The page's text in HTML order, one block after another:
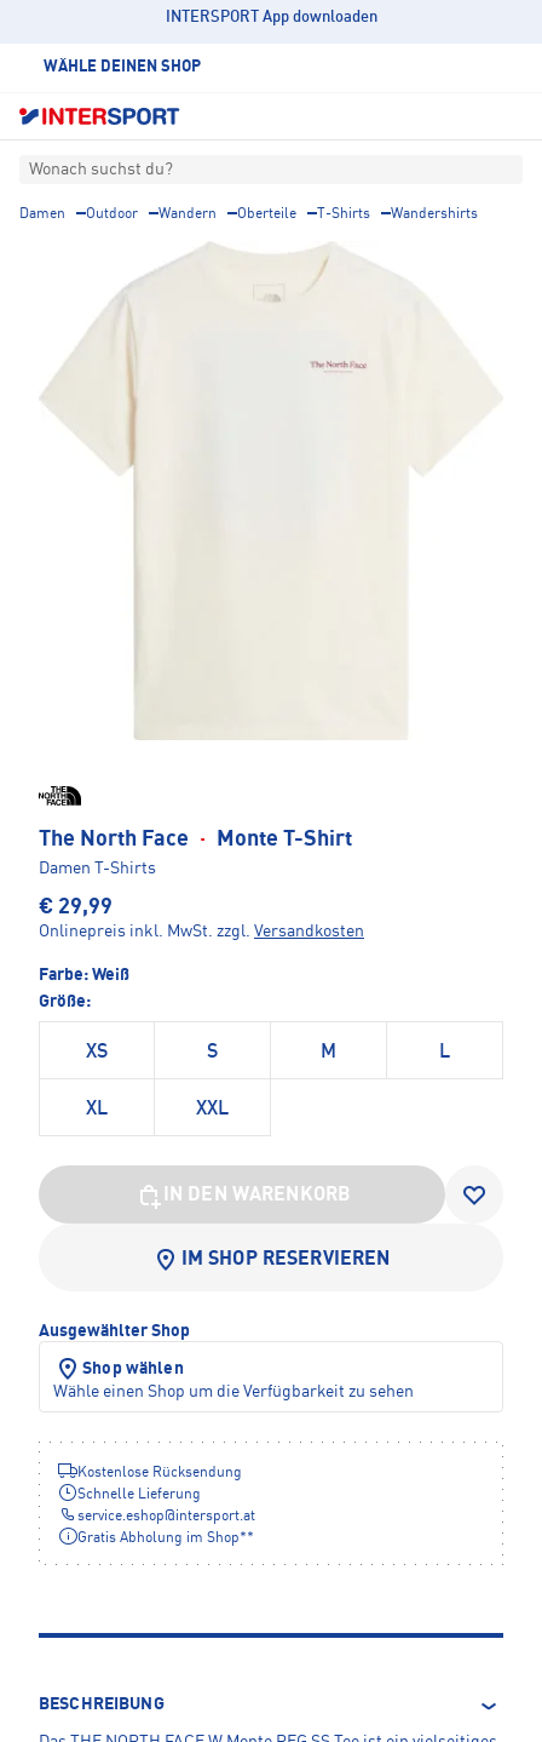
INTERSPORT App downloaden
WÄHLE DEINEN SHOP
Wonach suchst du?
Damen Outdoor Wandern Oberteile T-Shirts Wandershirts
The North Face · Monte T-Shirt
Damen T-Shirts
€ 29,99
Onlinepreis inkl. MwSt. zzgl. Versandkosten
Farbe: Weiß
Größe:
XS S M L
XL XXL
IN DEN WARENKORB
IM SHOP RESERVIEREN
Ausgewählter Shop
Shop wählen
Wähle einen Shop um die Verfügbarkeit zu sehen
Kostenlose Rücksendung
Schnelle Lieferung
service.eshop@intersport.at
Gratis Abholung im Shop**
BESCHREIBUNG